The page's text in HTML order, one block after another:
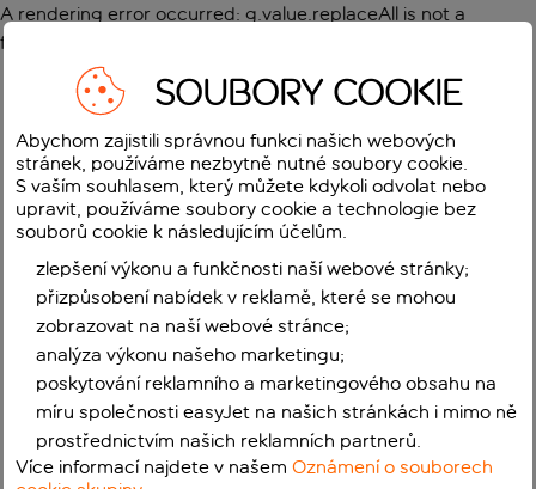
A rendering error occurred: g.value.replaceAll is not a
function
SOUBORY COOKIE
Abychom zajistili správnou funkci našich webových
stránek, používáme nezbytně nutné soubory cookie.
S vaším souhlasem, který můžete kdykoli odvolat nebo
upravit, používáme soubory cookie a technologie bez
souborů cookie k následujícím účelům.
zlepšení výkonu a funkčnosti naší webové stránky;
přizpůsobení nabídek v reklamě, které se mohou
zobrazovat na naší webové stránce;
analýza výkonu našeho marketingu;
poskytování reklamního a marketingového obsahu na
míru společnosti easyJet na našich stránkách i mimo ně
prostřednictvím našich reklamních partnerů.
Více informací najdete v našemOznámení o souborech